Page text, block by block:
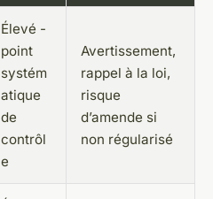
Élevé -
point
systém
atique
de
contrôl
e
Avertissement,
rappel à la loi,
risque
d’amende si
non régularisé